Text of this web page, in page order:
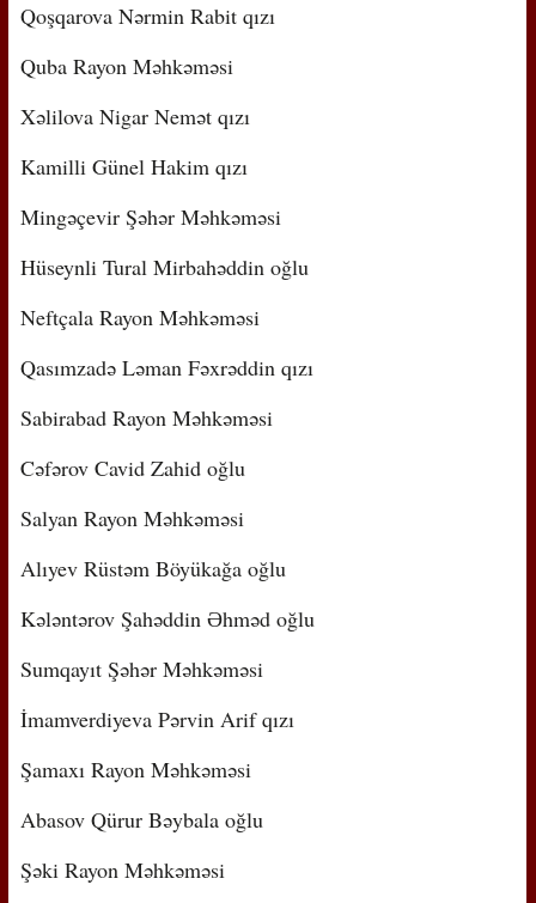
Qoşqarova Nərmin Rabit qızı
Quba Rayon Məhkəməsi
Xəlilova Nigar Nemət qızı
Kamilli Günel Hakim qızı
Mingəçevir Şəhər Məhkəməsi
Hüseynli Tural Mirbahəddin oğlu
Neftçala Rayon Məhkəməsi
Qasımzadə Ləman Fəxrəddin qızı
Sabirabad Rayon Məhkəməsi
Cəfərov Cavid Zahid oğlu
Salyan Rayon Məhkəməsi
Alıyev Rüstəm Böyükağa oğlu
Kələntərov Şahəddin Əhməd oğlu
Sumqayıt Şəhər Məhkəməsi
İmamverdiyeva Pərvin Arif qızı
Şamaxı Rayon Məhkəməsi
Abasov Qürur Bəybala oğlu
Şəki Rayon Məhkəməsi